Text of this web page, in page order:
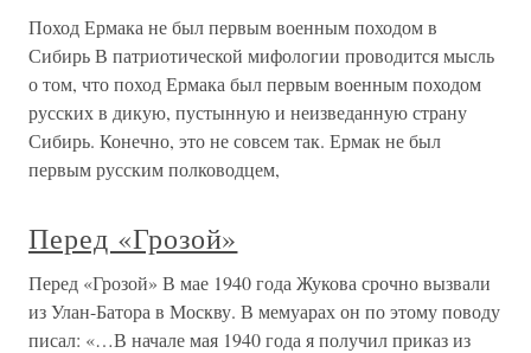
Поход Ермака не был первым военным походом в
Сибирь В патриотической мифологии проводится мысль
о том, что поход Ермака был первым военным походом
русских в дикую, пустынную и неизведанную страну
Сибирь. Конечно, это не совсем так. Ермак не был
первым русским полководцем,
Перед «Грозой»
Перед «Грозой» В мае 1940 года Жукова срочно вызвали
из Улан-Батора в Москву. В мемуарах он по этому поводу
писал: «…В начале мая 1940 года я получил приказ из